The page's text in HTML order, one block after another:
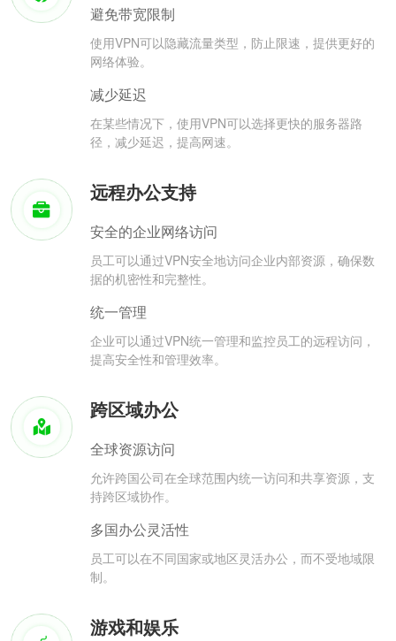
避免带宽限制
使用VPN可以隐藏流量类型，防止限速，提供更好的
网络体验。
减少延迟
在某些情况下，使用VPN可以选择更快的服务器路
径，减少延迟，提高网速。
远程办公支持
安全的企业网络访问
员工可以通过VPN安全地访问企业内部资源，确保数
据的机密性和完整性。
统一管理
企业可以通过VPN统一管理和监控员工的远程访问，
提高安全性和管理效率。
跨区域办公
全球资源访问
允许跨国公司在全球范围内统一访问和共享资源，支
持跨区域协作。
多国办公灵活性
员工可以在不同国家或地区灵活办公，而不受地域限
制。
游戏和娱乐